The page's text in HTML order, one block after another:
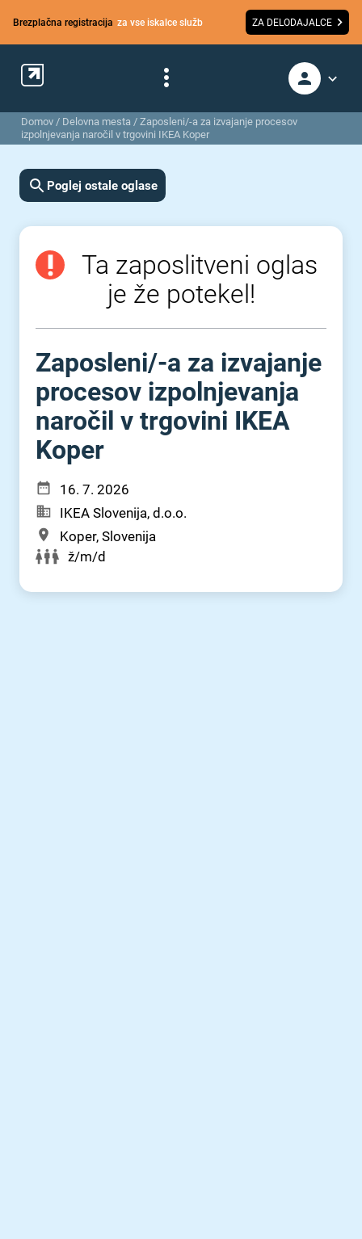
Brezplačna registracija za vse iskalce služb ZA DELODAJALCE
Domov / Delovna mesta / Zaposleni/-a za izvajanje procesov
izpolnjevanja naročil v trgovini IKEA Koper
Poglej ostale oglase
Ta zaposlitveni oglas
je že potekel!
Zaposleni⁠/⁠-a za izvajanje
procesov izpolnjevanja
naročil v trgovini IKEA
Koper
16. 7. 2026
IKEA Slovenija, d.o.o.
Koper, Slovenija
ž/m/d